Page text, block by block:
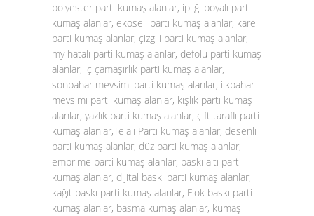
polyester parti kumaş alanlar, ipliği boyalı parti
kumaş alanlar, ekoseli parti kumaş alanlar, kareli
parti kumaş alanlar, çizgili parti kumaş alanlar,
my hatalı parti kumaş alanlar, defolu parti kumaş
alanlar, iç çamaşırlık parti kumaş alanlar,
sonbahar mevsimi parti kumaş alanlar, ilkbahar
mevsimi parti kumaş alanlar, kışlık parti kumaş
alanlar, yazlık parti kumaş alanlar, çift taraflı parti
kumaş alanlar,Telalı Parti kumaş alanlar, desenli
parti kumaş alanlar, düz parti kumaş alanlar,
emprime parti kumaş alanlar, baskı altı parti
kumaş alanlar, dijital baskı parti kumaş alanlar,
kağıt baskı parti kumaş alanlar, Flok baskı parti
kumaş alanlar, basma kumaş alanlar, kumaş